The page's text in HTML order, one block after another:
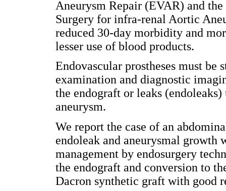
Aneurysm Repair (EVAR) and
Surgery for infra-renal Aortic
reduced 30-day morbidity and
lesser use of blood products.
Endovascular prostheses must
examination and diagnostic
the endograft or leaks
aneurysm.
We report the case of an
endoleak and aneurysmal
management by endosurgery
the endograft and conversion to
Dacron synthetic graft with good